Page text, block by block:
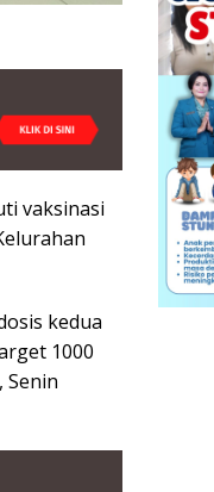
vaksinasi
kedua
1000
Senin